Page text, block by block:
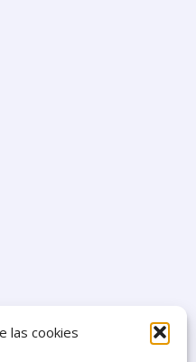
las cookies